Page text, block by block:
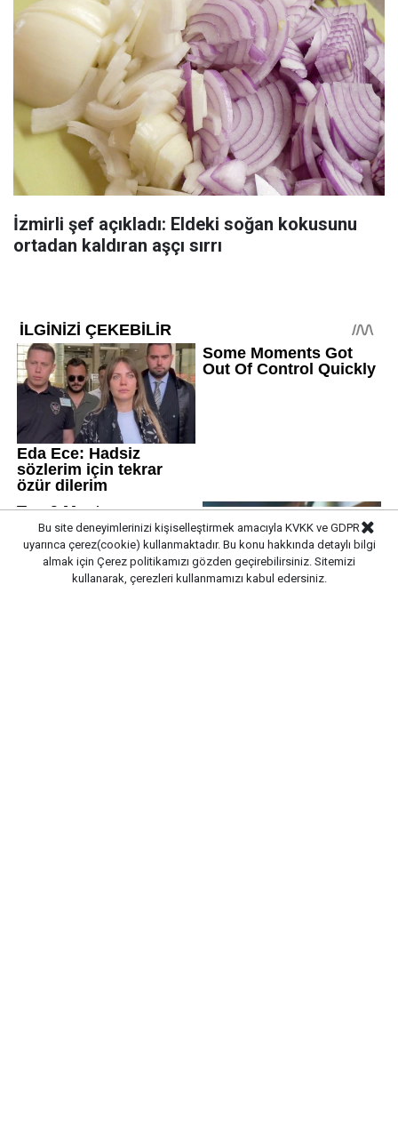
İzmirli şef açıkladı: Eldeki soğan kokusunu
ortadan kaldıran aşçı sırrı
Bu site deneyimlerinizi kişiselleştirmek amacıyla KVKK ve GDPR
uyarınca çerez(cookie) kullanmaktadır. Bu konu hakkında detaylı bilgi
almak için Çerez politikamızı gözden geçirebilirsiniz. Sitemizi
kullanarak, çerezleri kullanmamızı kabul edersiniz.